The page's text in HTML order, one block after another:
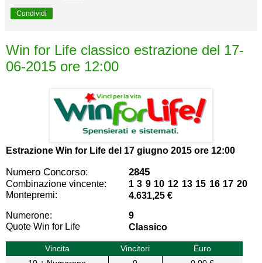
Condividi
Win for Life classico estrazione del 17-
06-2015 ore 12:00
Estrazione Win for Life del 17 giugno 2015 ore 12:00
Numero Concorso: 2845
Combinazione vincente:
1 3 9 10 12 13 15 16 17 20
Montepremi:
4.631,25 €
Numerone:
9
Quote Win for Life
Classico
Vincita Vincitori
Euro